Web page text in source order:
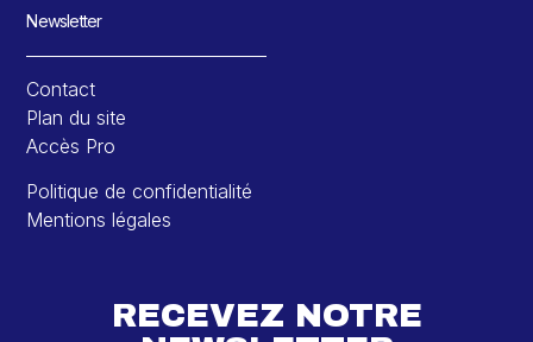
Newsletter
Contact
Plan du site
Accès Pro
Politique de confidentialité
Mentions légales
RECEVEZ NOTRE